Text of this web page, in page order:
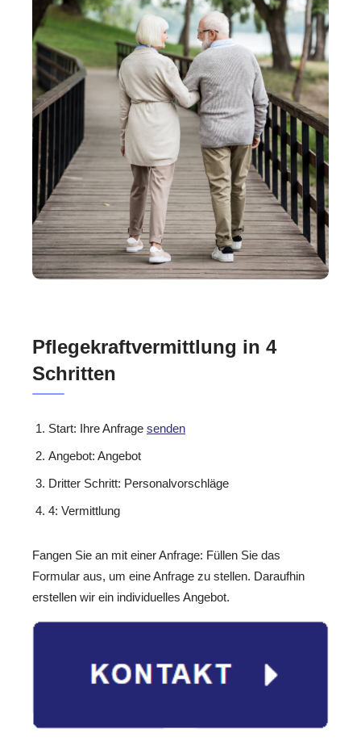
Pflegekraftvermittlung in 4
Schritten
Start: Ihre Anfrage senden
Angebot: Angebot
Dritter Schritt: Personalvorschläge
4: Vermittlung
Fangen Sie an mit einer Anfrage: Füllen Sie das
Formular aus, um eine Anfrage zu stellen. Daraufhin
erstellen wir ein individuelles Angebot.